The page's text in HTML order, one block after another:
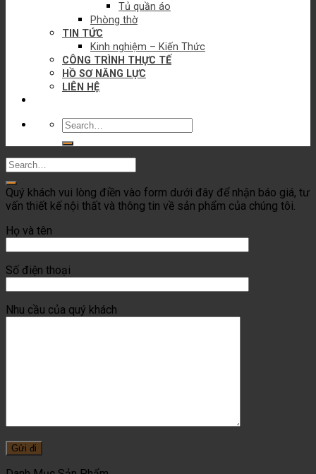
Tủ quần áo
Phòng thờ
TIN TỨC
Kinh nghiệm – Kiến Thức
CÔNG TRÌNH THỰC TẾ
HỒ SƠ NĂNG LỰC
LIÊN HỆ
Search
for:
Quý khách vui lòng điền vào form dưới đây để nhận báo giá, tư
vấn thiết kế nội thất và thông tin về sản phẩm của chúng tôi.
Họ và tên
Số điện thoại
Nhu cầu của quý khách